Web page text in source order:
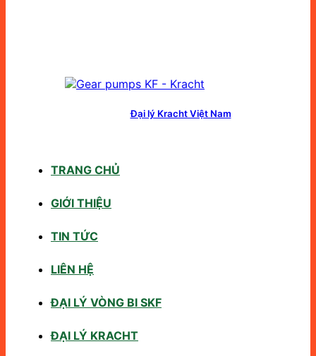
Đại lý Kracht Việt Nam
TRANG CHỦ
GIỚI THIỆU
TIN TỨC
LIÊN HỆ
ĐẠI LÝ VÒNG BI SKF
ĐẠI LÝ KRACHT